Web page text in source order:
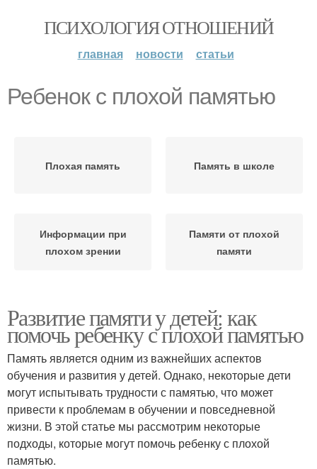
ПСИХОЛОГИЯ ОТНОШЕНИЙ
главная новости статьи
Ребенок с плохой памятью
Плохая память Память в школе
Информации при
плохом зрении
Памяти от плохой
памяти
Развитие памяти у детей: как
помочь ребенку с плохой памятью
Память является одним из важнейших аспектов
обучения и развития у детей. Однако, некоторые дети
могут испытывать трудности с памятью, что может
привести к проблемам в обучении и повседневной
жизни. В этой статье мы рассмотрим некоторые
подходы, которые могут помочь ребенку с плохой
памятью.